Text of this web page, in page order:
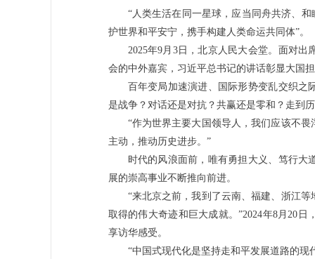
“人类生活在同一星球，应当同舟共济、
护世界和平安宁，携手构建人类命运共同体”。
2025年9月3日，北京人民大会堂。面对
会的中外嘉宾，习近平总书记的讲话彰显大国
百年变局加速演进、国际形势变乱交织之
是战争？对话还是对抗？共赢还是零和？走到
“作为世界主要大国领导人，我们应该不
主动，推动历史进步。”
时代的风浪面前，唯有勇担大义、笃行大
展的崇高事业不断推向前进。
“来北京之前，我到了云南、福建、浙江
取得的伟大奇迹和巨大成就。”2024年8月20
享访华感受。
“中国式现代化是坚持走和平发展道路的现